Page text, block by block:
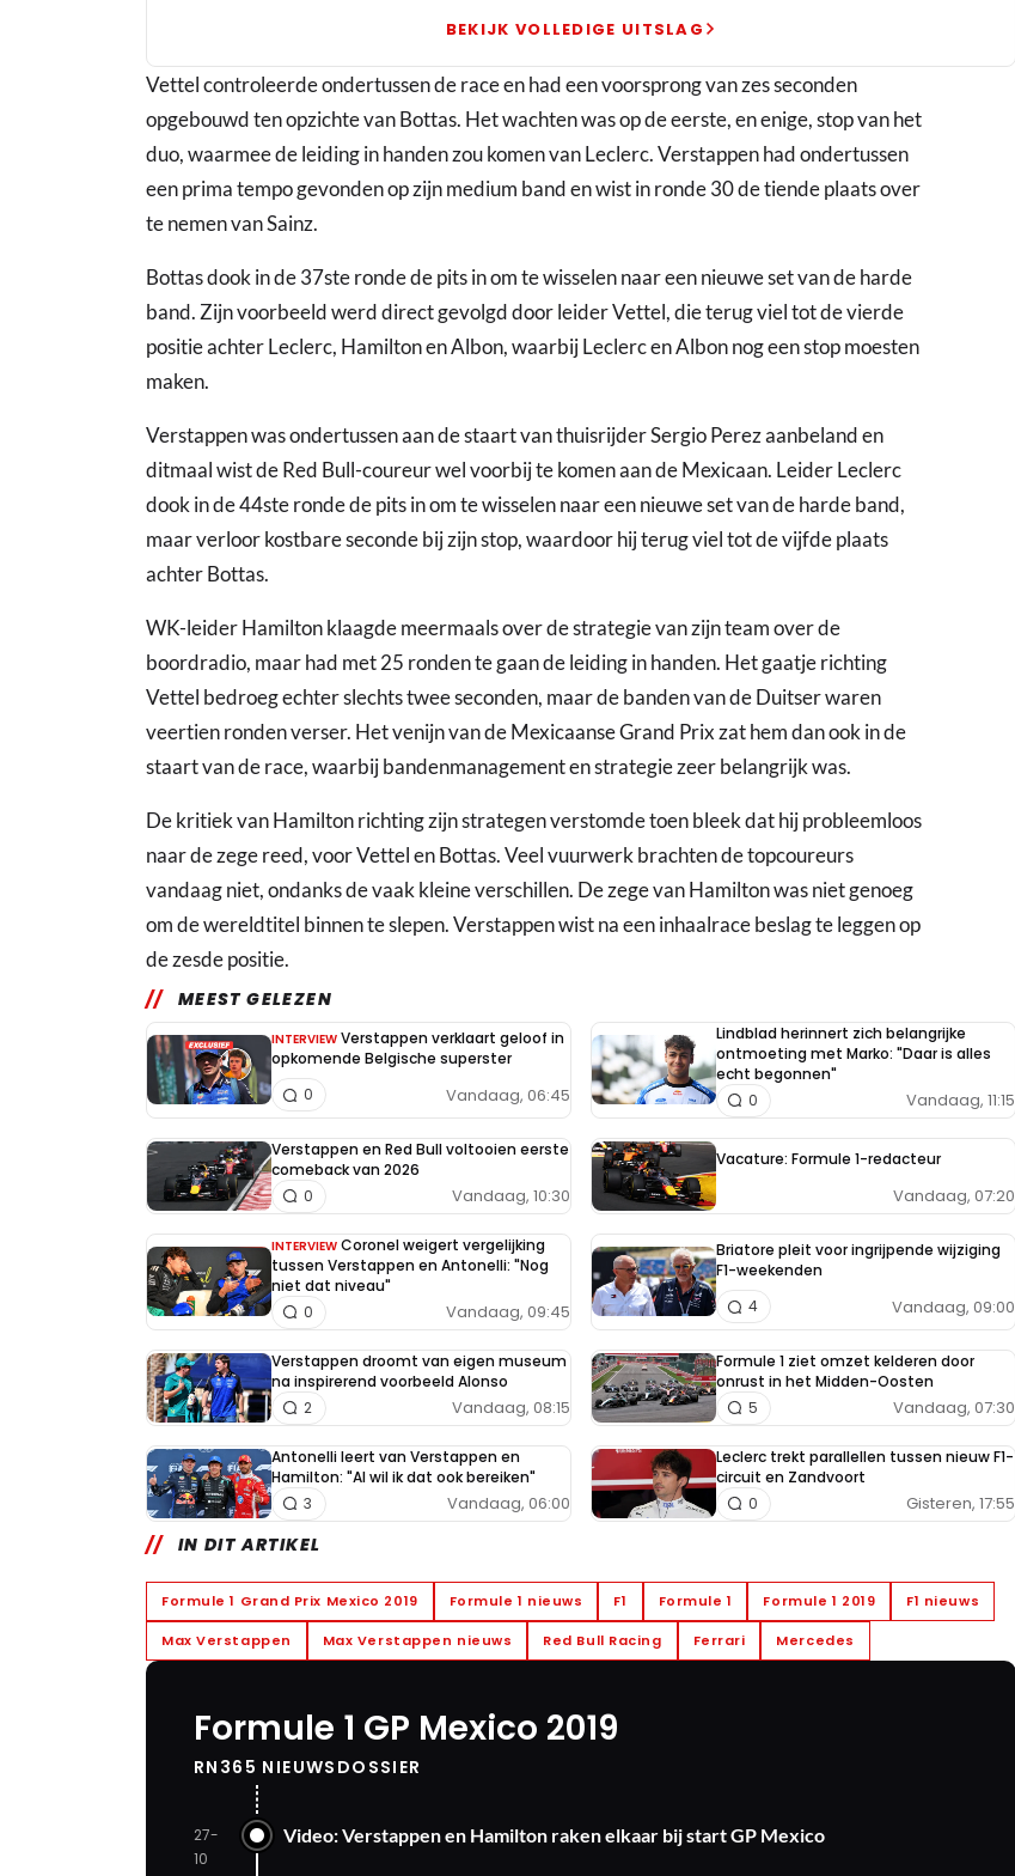
na
touches
BEKIJK VOLLEDIGE UITSLAG
Vettel controleerde ondertussen de race en had een voorsprong van zes seconden
opgebouwd ten opzichte van Bottas. Het wachten was op de eerste, en enige, stop van het
duo, waarmee de leiding in handen zou komen van Leclerc. Verstappen had ondertussen
een prima tempo gevonden op zijn medium band en wist in ronde 30 de tiende plaats over
te nemen van Sainz.
Bottas dook in de 37ste ronde de pits in om te wisselen naar een nieuwe set van de harde
band. Zijn voorbeeld werd direct gevolgd door leider Vettel, die terug viel tot de vierde
positie achter Leclerc, Hamilton en Albon, waarbij Leclerc en Albon nog een stop moesten
maken.
Verstappen was ondertussen aan de staart van thuisrijder Sergio Perez aanbeland en
ditmaal wist de Red Bull-coureur wel voorbij te komen aan de Mexicaan. Leider Leclerc
dook in de 44ste ronde de pits in om te wisselen naar een nieuwe set van de harde band,
maar verloor kostbare seconde bij zijn stop, waardoor hij terug viel tot de vijfde plaats
achter Bottas.
WK-leider Hamilton klaagde meermaals over de strategie van zijn team over de
boordradio, maar had met 25 ronden te gaan de leiding in handen. Het gaatje richting
Vettel bedroeg echter slechts twee seconden, maar de banden van de Duitser waren
veertien ronden verser. Het venijn van de Mexicaanse Grand Prix zat hem dan ook in de
staart van de race, waarbij bandenmanagement en strategie zeer belangrijk was.
De kritiek van Hamilton richting zijn strategen verstomde toen bleek dat hij probleemloos
naar de zege reed, voor Vettel en Bottas. Veel vuurwerk brachten de topcoureurs
vandaag niet, ondanks de vaak kleine verschillen. De zege van Hamilton was niet genoeg
om de wereldtitel binnen te slepen. Verstappen wist na een inhaalrace beslag te leggen op
de zesde positie.
MEEST GELEZEN
INTERVIEW Verstappen verklaart geloof in
opkomende Belgische superster
Vandaag, 06:45
0
Lindblad herinnert zich belangrijke
ontmoeting met Marko: "Daar is alles
echt begonnen"
Vandaag, 11:15
0
Verstappen en Red Bull voltooien eerste
comeback van 2026
Vandaag, 10:30
0
Vacature: Formule 1-redacteur
Vandaag, 07:20
INTERVIEW Coronel weigert vergelijking
tussen Verstappen en Antonelli: "Nog
niet dat niveau"
Vandaag, 09:45
0
Briatore pleit voor ingrijpende wijziging
F1-weekenden
Vandaag, 09:00
4
Verstappen droomt van eigen museum
na inspirerend voorbeeld Alonso
Vandaag, 08:15
2
Formule 1 ziet omzet kelderen door
onrust in het Midden-Oosten
Vandaag, 07:30
5
Antonelli leert van Verstappen en
Hamilton: "Al wil ik dat ook bereiken"
Vandaag, 06:00
3
Leclerc trekt parallellen tussen nieuw F1-
circuit en Zandvoort
Gisteren, 17:55
0
IN DIT ARTIKEL
Formule 1 Grand Prix Mexico 2019 Formule 1 nieuws F1 Formule 1 Formule 1 2019 F1 nieuws
Max Verstappen Max Verstappen nieuws Red Bull Racing Ferrari Mercedes
Formule 1 GP Mexico 2019
RN365 NIEUWSDOSSIER
27-
10
Video: Verstappen en Hamilton raken elkaar bij start GP Mexico